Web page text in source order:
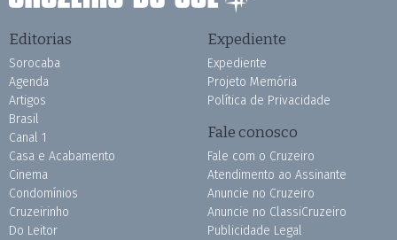
Editorias
Sorocaba
Agenda
Artigos
Brasil
Canal 1
Casa e Acabamento
Cinema
Condomínios
Cruzeirinho
Do Leitor
Expediente
Expediente
Projeto Memória
Política de Privacidade
Fale conosco
Fale com o Cruzeiro
Atendimento ao Assinante
Anuncie no Cruzeiro
Anuncie no ClassiCruzeiro
Publicidade Legal